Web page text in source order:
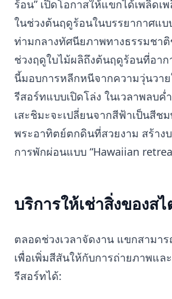
ร้อน” เปิดโอกาสให้แขกได้เพลิดเ
ในช่วงต้นฤดูร้อนในบรรยากาศแบ
ท่ามกลางทัศนียภาพทางธรรมชาติ
ช่วงฤดูใบไม้ผลิถึงต้นฤดูร้อนที่อา
นี้มอบการหลีกหนีจากความวุ่นวาย
รีสอร์ทแบบเปิดโล่ง ในเวลาพลบค่
เสะชิมะจะเปลี่ยนจากสีฟ้าเป็นสีช
พระอาทิตย์ตกดินที่สวยงาม สร้าง
การพักผ่อนแบบ “Hawaiian
บริการให้เช่าสิ่งของส
ตลอดช่วงเวลาจัดงาน แขกสามา
เพื่อเพิ่มสีสันให้กับการถ่ายภาพแล
รีสอร์ทได้: